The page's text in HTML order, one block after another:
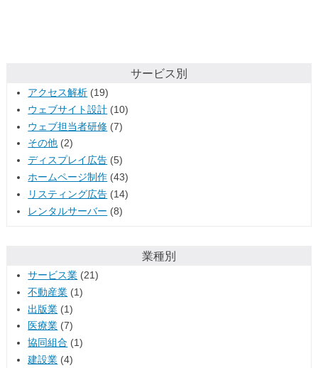
サービス別
アクセス解析 (19)
ウェブサイト設計 (10)
ウェブ担当者研修 (7)
その他 (2)
ディスプレイ広告 (5)
ホームページ制作 (43)
リスティング広告 (14)
レンタルサーバー (8)
業種別
サービス業 (21)
不動産業 (1)
出版業 (1)
医療業 (7)
協同組合 (1)
建設業 (4)